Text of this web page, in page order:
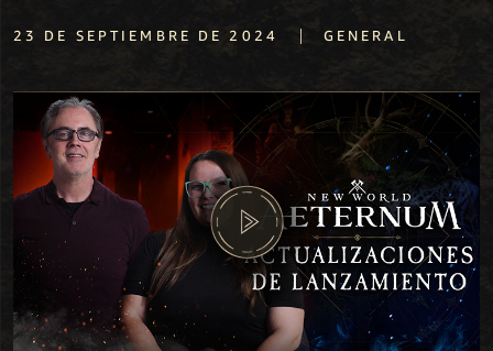
23 DE SEPTIEMBRE DE 2024 | GENERAL